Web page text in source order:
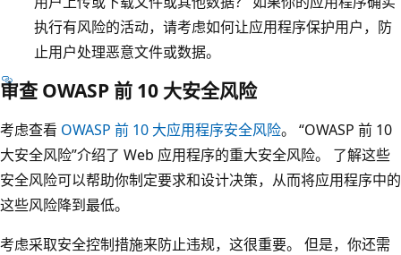
执行有风险的活动，请考虑如何让应用程序保护用户，防
止用户处理恶意文件或数据。
审查 OWASP 前 10 大安全风险
考虑查看 OWASP 前 10 大应用程序安全风险。 “OWASP 前 10
大安全风险”介绍了 Web 应用程序的重大安全风险。 了解这些
安全风险可以帮助你制定要求和设计决策，从而将应用程序中的
这些风险降到最低。
考虑采取安全控制措施来防止违规，这很重要。 但是，你还需